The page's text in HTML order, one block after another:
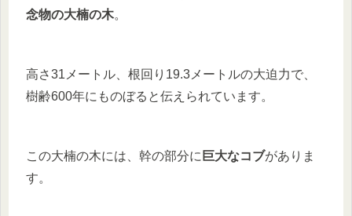
念物の大楠の木。
高さ31メートル、根回り19.3メートルの大迫力で、
樹齢600年にものぼると伝えられています。
この大楠の木には、幹の部分に 巨大なコブがありま
す。